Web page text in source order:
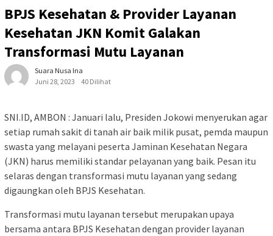
BPJS Kesehatan & Provider Layanan
Kesehatan JKN Komit Galakan
Transformasi Mutu Layanan
Suara Nusa Ina
Juni 28, 2023
40 Dilihat
SNI.ID, AMBON : Januari lalu, Presiden Jokowi menyerukan agar
setiap rumah sakit di tanah air baik milik pusat, pemda maupun
swasta yang melayani peserta Jaminan Kesehatan Negara
(JKN) harus memiliki standar pelayanan yang baik. Pesan itu
selaras dengan transformasi mutu layanan yang sedang
digaungkan oleh BPJS Kesehatan.
Transformasi mutu layanan tersebut merupakan upaya
bersama antara BPJS Kesehatan dengan provider layanan